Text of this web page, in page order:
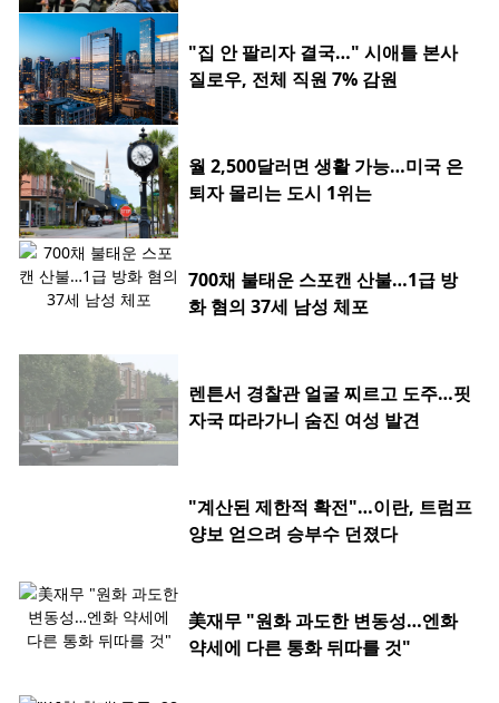
"집 안 팔리자 결국…" 시애틀 본사
질로우, 전체 직원 7% 감원
월 2,500달러면 생활 가능…미국 은
퇴자 몰리는 도시 1위는
700채 불태운 스포캔 산불…1급 방
화 혐의 37세 남성 체포
렌튼서 경찰관 얼굴 찌르고 도주…핏
자국 따라가니 숨진 여성 발견
"계산된 제한적 확전"…이란, 트럼프
양보 얻으려 승부수 던졌다
美재무 "원화 과도한 변동성…엔화
약세에 다른 통화 뒤따를 것"